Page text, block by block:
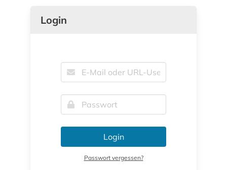
Login
Login
Passwort vergessen?